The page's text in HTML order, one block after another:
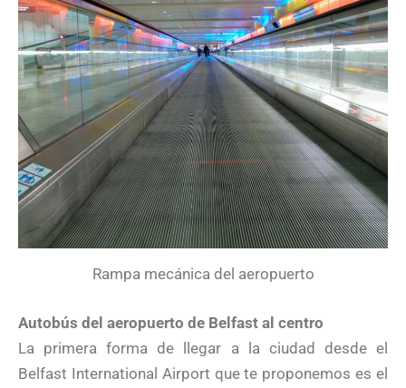
Rampa mecánica del aeropuerto
Autobús del aeropuerto de Belfast al centro
La primera forma de llegar a la ciudad desde el
Belfast International Airport que te proponemos es el